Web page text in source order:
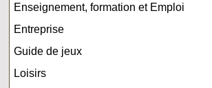
Enseignement, formation et Emploi
Entreprise
Guide de jeux
Loisirs